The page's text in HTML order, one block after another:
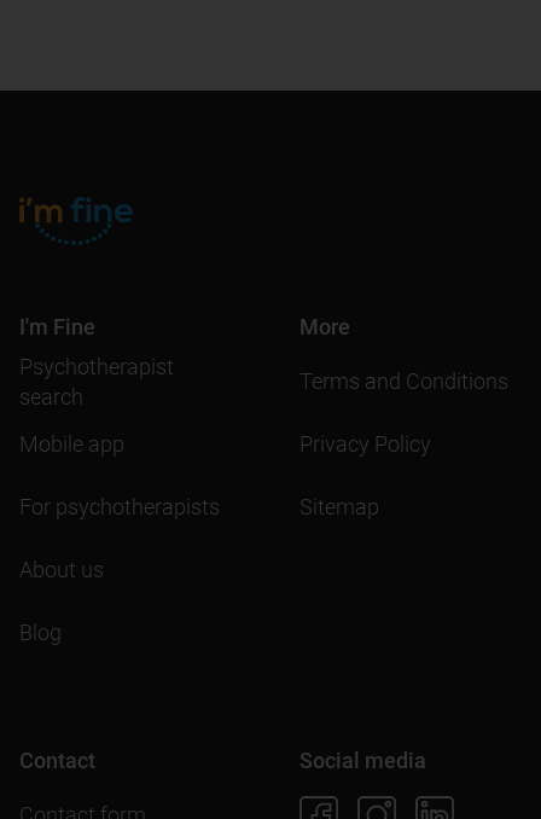
I'm Fine
Psychotherapist
search
Mobile app
For psychotherapists
About us
Blog
More
Terms and Conditions
Privacy Policy
Sitemap
Contact Social media